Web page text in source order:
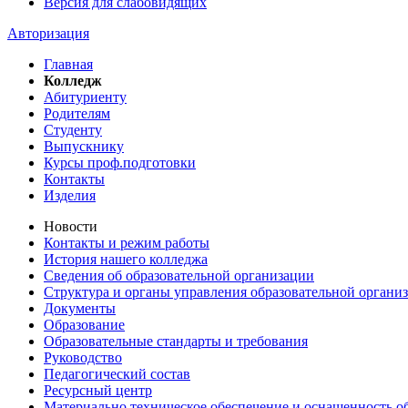
Авторизация
Главная
Колледж
Абитуриенту
Родителям
Студенту
Выпускнику
Курсы проф.подготовки
Контакты
Изделия
Новости
Контакты и режим работы
История нашего колледжа
Сведения об образовательной организации
Структура и органы управления образовательной
Документы
Образование
Образовательные стандарты и требования
Руководство
Педагогический состав
Ресурсный центр